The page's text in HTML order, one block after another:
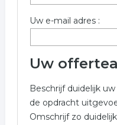
Uw e-mail adres :
Uw
Beschrijf duidelijk
de opdracht
Omschrijf zo